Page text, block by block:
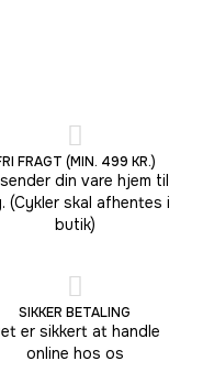
FRAGT (MIN. 499 KR.)
din vare hjem til
(Cykler skal afhentes i
butik)
SIKKER BETALING
er sikkert at handle
online hos os